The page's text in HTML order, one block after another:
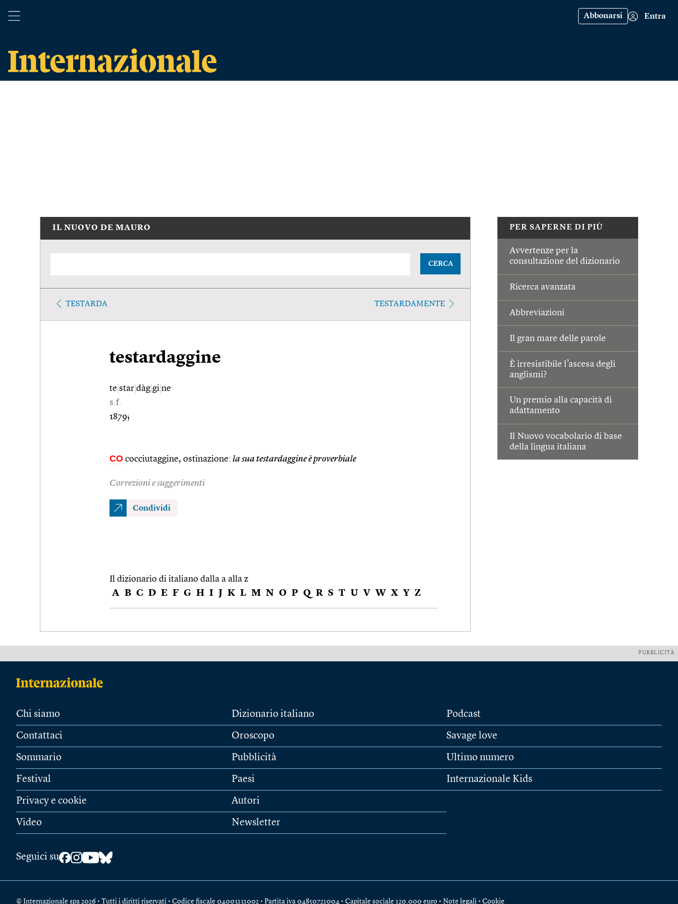
Abbonarsi Entra
PER SAPERNE DI PIÙ
Avvertenze per la
consultazione del dizionario
Ricerca avanzata
Abbreviazioni
Il gran mare delle parole
È irresistibile l’ascesa degli
anglismi?
Un premio alla capacità di
adattamento
Il Nuovo vocabolario di base
della lingua italiana
IL NUOVO DE MAURO
CERCA
TESTARDA TESTARDAMENTE
testardaggine
te star dàg gi ne
s.f.
1879;
CO cocciutaggine, ostinazione: la sua testardaggine è proverbiale
Correzioni e suggerimenti
Condividi
Il dizionario di italiano dalla a alla z
A B C D E F G H I J K L M N O P Q R S T U V W X Y Z
PUBBLICITÀ
Chi siamo
Contattaci
Sommario
Festival
Privacy e cookie
Video
Dizionario italiano
Oroscopo
Pubblicità
Paesi
Autori
Newsletter
Podcast
Savage love
Ultimo numero
Internazionale Kids
Seguici su
© Internazionale spa 2026 • Tutti i diritti riservati • Codice fiscale 04003131002 • Partita iva 04850721004 • Capitale sociale 120.000 euro • Note legali • Cookie